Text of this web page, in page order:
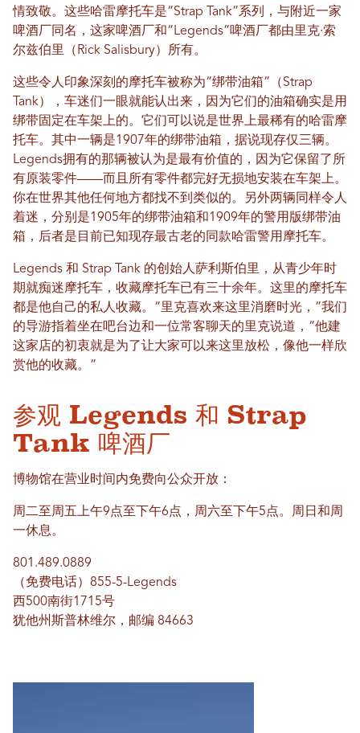
情致敬。这些哈雷摩托车是“Strap Tank”系列，与附近一家
啤酒厂同名，这家啤酒厂和“Legends”啤酒厂都由里克·索
尔兹伯里（Rick Salisbury）所有。
这些令人印象深刻的摩托车被称为“绑带油箱”（Strap
Tank），车迷们一眼就能认出来，因为它们的油箱确实是用
绑带固定在车架上的。它们可以说是世界上最稀有的哈雷摩
托车。其中一辆是1907年的绑带油箱，据说现存仅三辆。
Legends拥有的那辆被认为是最有价值的，因为它保留了所
有原装零件——而且所有零件都完好无损地安装在车架上。
你在世界其他任何地方都找不到类似的。另外两辆同样令人
着迷，分别是1905年的绑带油箱和1909年的警用版绑带油
箱，后者是目前已知现存最古老的同款哈雷警用摩托车。
Legends 和 Strap Tank 的创始人萨利斯伯里，从青少年时
期就痴迷摩托车，收藏摩托车已有三十余年。这里的摩托车
都是他自己的私人收藏。“里克喜欢来这里消磨时光，”我们
的导游指着坐在吧台边和一位常客聊天的里克说道，“他建
这家店的初衷就是为了让大家可以来这里放松，像他一样欣
赏他的收藏。”
参观 Legends 和 Strap
Tank 啤酒厂
博物馆在营业时间内免费向公众开放：
周二至周五上午9点至下午6点，周六至下午5点。周日和周
一休息。
801.489.0889
（免费电话）855-5-Legends
西500南街1715号
犹他州斯普林维尔，邮编 84663